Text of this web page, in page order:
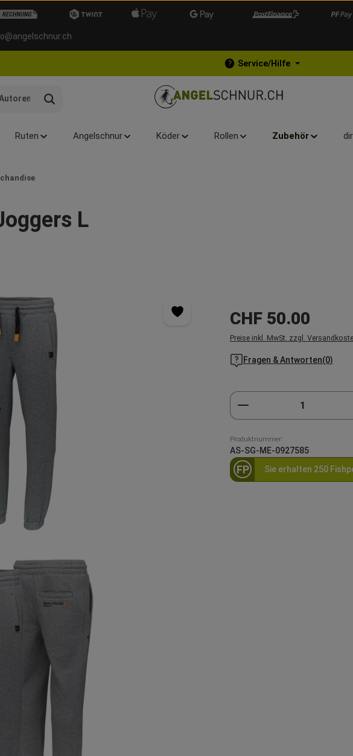
Service/Hilfe
Ruten Angelschnur Köder Rollen Zubehör
L
Regulärer Preis:
CHF 50.00
Preise inkl. MwSt. zzgl.
Fragen & Antworten(0)
Produkt Anzahl:
Produktnummer:
AS-SG-ME-0927585
FP Sie erhalten 250